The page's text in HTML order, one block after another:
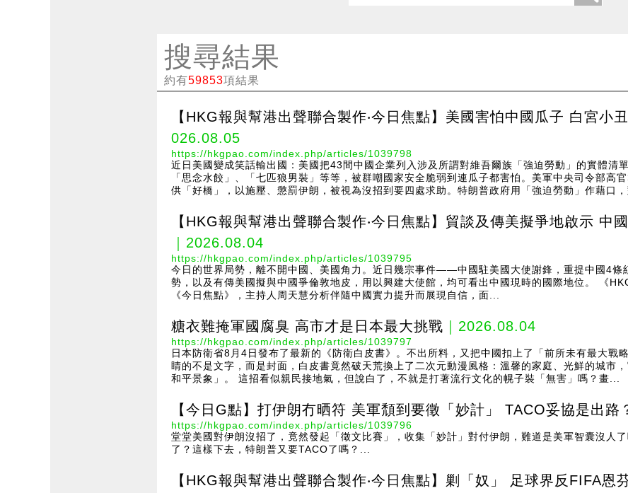
搜尋結果
約有59853項結果
【HKG報與幫港出聲聯合製作‧今日焦點】美國害怕中國瓜子 白宮小
026.08.05
https://hkgpao.com/index.php/articles/1039798
近日美國變成笑話輸出國：美國把43間中國企業列入涉及所謂對維吾爾族「強迫勞動」的實體清
「思念水餃」、「七匹狼男裝」等等，被群嘲國家安全脆弱到連瓜子都害怕。美軍中央司令部高
供「好橋」，以施壓、懲罰伊朗，被視為沒招到要四處求助。特朗普政府用「強迫勞動」作藉口，
【HKG報與幫港出聲聯合製作‧今日焦點】貿談及傳美擬爭地啟示 中
｜2026.08.04
https://hkgpao.com/index.php/articles/1039795
今日的世界局勢，離不開中國、美國角力。近日幾宗事件——中國駐美國大使謝鋒，重提中國4條
勢，以及有傳美國擬與中國爭倫敦地皮，用以興建大使館，均可看出中國現時的國際地位。 《
《今日焦點》，主持人周天慧分析伴隨中國實力提升而展現自信，面...
糖衣難掩軍國腐臭 高市才是日本最大挑戰 ｜2026.08.04
https://hkgpao.com/index.php/articles/1039797
日本防衛省8月4日發布了最新的《防衛白皮書》。不出所料，又把中國扣上了「前所未有最大戰
睛的不是文字，而是封面，白皮書竟然破天荒換上了二次元動漫風格：溫馨的家庭、光鮮的城市
和平景象」。 這招看似親民接地氣，但說白了，不就是打著流行文化的幌子裝「無害」嗎？畫...
【今日G點】打伊朗冇晒符 美軍頹到要徵「妙計」 TACO妥協是出路
https://hkgpao.com/index.php/articles/1039796
堂堂美國對伊朗沒招了，竟然發起「徵文比賽」，收集「妙計」對付伊朗，難道是美軍智囊沒人
了？這樣下去，特朗普又要TACO了嗎？...
【HKG報與幫港出聲聯合製作‧今日焦點】剿「奴」 足球界反FIFA恩